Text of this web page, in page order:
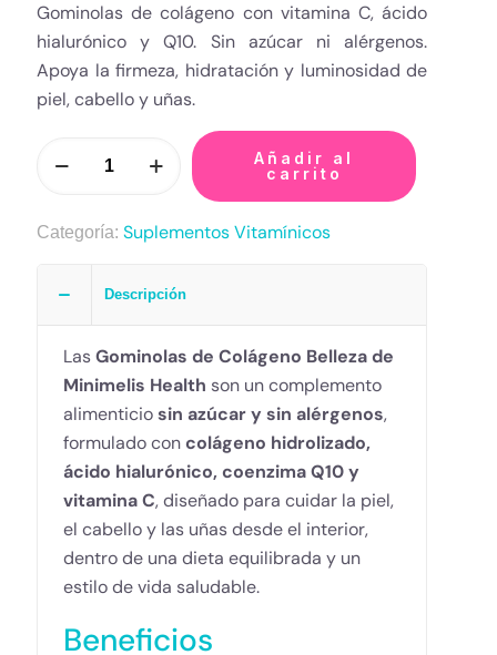
Gominolas de colágeno con vitamina C, ácido
hialurónico y Q10. Sin azúcar ni alérgenos.
Apoya la firmeza, hidratación y luminosidad de
piel, cabello y uñas.
Añadir al
carrito
Categoría: Suplementos Vitamínicos
Descripción
LasGominolas de Colágeno Belleza de
Minimelis Health son un complemento
alimenticiosin azúcar y sin alérgenos,
formulado con colágeno hidrolizado,
ácido hialurónico, coenzima Q10 y
vitamina C, diseñado para cuidar la piel,
el cabello y las uñas desde el interior,
dentro de una dieta equilibrada y un
estilo de vida saludable.
Beneficios